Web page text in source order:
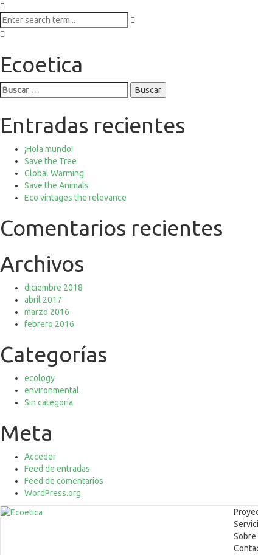
Ecoetica
Buscar:
Entradas recientes
¡Hola mundo!
Save the Tree
Global Warming
Save the Animals
Eco vintages the relevance
Comentarios recientes
Archivos
diciembre 2018
abril 2017
marzo 2016
febrero 2016
Categorías
ecology
environmental
Sin categoría
Meta
Acceder
Feed de entradas
Feed de comentarios
WordPress.org
Sobre